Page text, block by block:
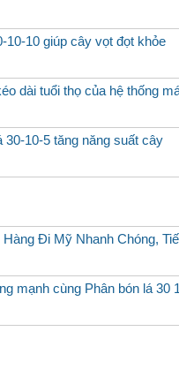
10-10 giúp cây vọt đọt khỏe
dài tuổi thọ của hệ thống
30-10-5 tăng năng suất cây
Đi Mỹ Nhanh Chóng,
mạnh cùng Phân bón lá 30